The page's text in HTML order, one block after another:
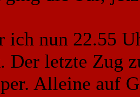
ich nun 22.55
Der letzte Zug
Alleine auf